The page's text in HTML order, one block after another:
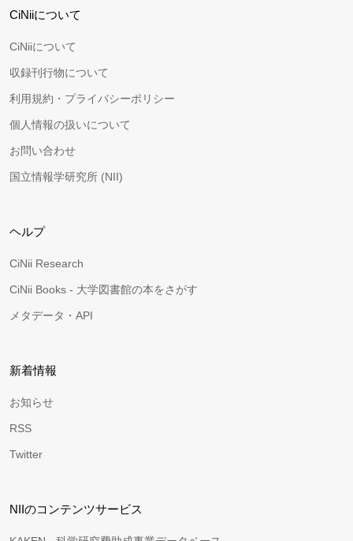
CiNiiについて
CiNiiについて
収録刊行物について
利用規約・プライバシーポリシー
個人情報の扱いについて
お問い合わせ
国立情報学研究所 (NII)
ヘルプ
CiNii Research
CiNii Books - 大学図書館の本をさがす
メタデータ・API
新着情報
お知らせ
RSS
Twitter
NIIのコンテンツサービス